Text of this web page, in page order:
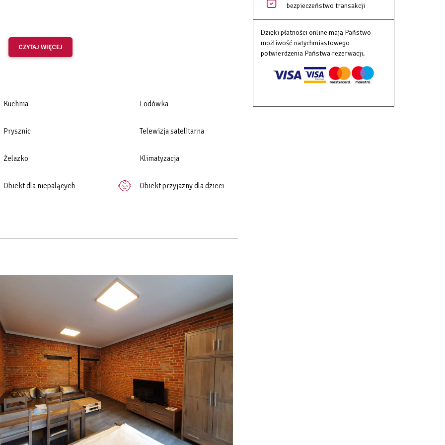
CZYTAJ WIĘCEJ
Kuchnia Lodówka
Prysznic Telewizja satelitarna
Żelazko Klimatyzacja
Obiekt dla niepalących Obiekt przyjazny dla dzieci
bezpieczeństwo transakcji
Dzięki płatności online mają Państwo
możliwość natychmiastowego
potwierdzenia Państwa rezerwacji.